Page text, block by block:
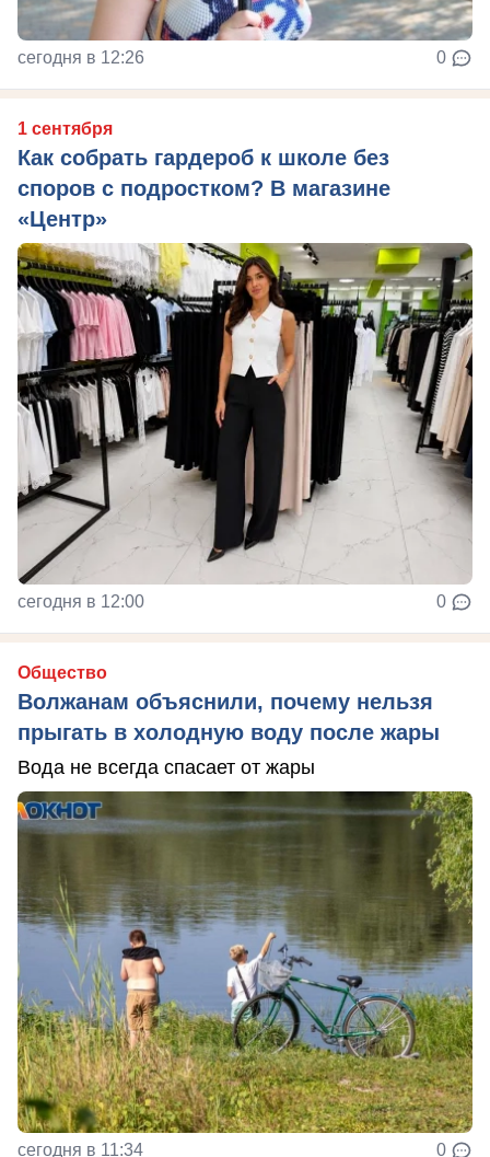
сегодня в 12:26 0
1 сентября
Как собрать гардероб к школе без
споров с подростком? В магазине
«Центр»
сегодня в 12:00 0
Общество
Волжанам объяснили, почему нельзя
прыгать в холодную воду после жары
Вода не всегда спасает от жары
сегодня в 11:34 0